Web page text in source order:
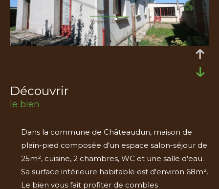
découvrir
le bien
Dans la commune de Châteaudun, maison de
plain-pied composée d’un espace salon-séjour de
25m², cuisine, 2 chambres, WC et une salle d'eau.
Sa surface intérieure habitable est d'environ 68m².
Le bien vous fait profiter de combles